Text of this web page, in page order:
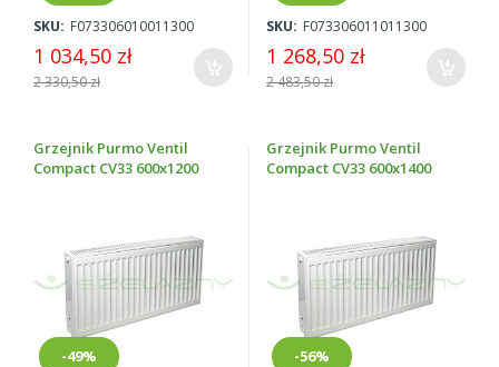
SKU: F073306010011300
1 034,50 zł
2 330,50 zł
SKU: F073306011011300
1 268,50 zł
2 483,50 zł
Grzejnik Purmo Ventil
Compact CV33 600x1200
-49%
Grzejnik Purmo Ventil
Compact CV33 600x1400
-56%